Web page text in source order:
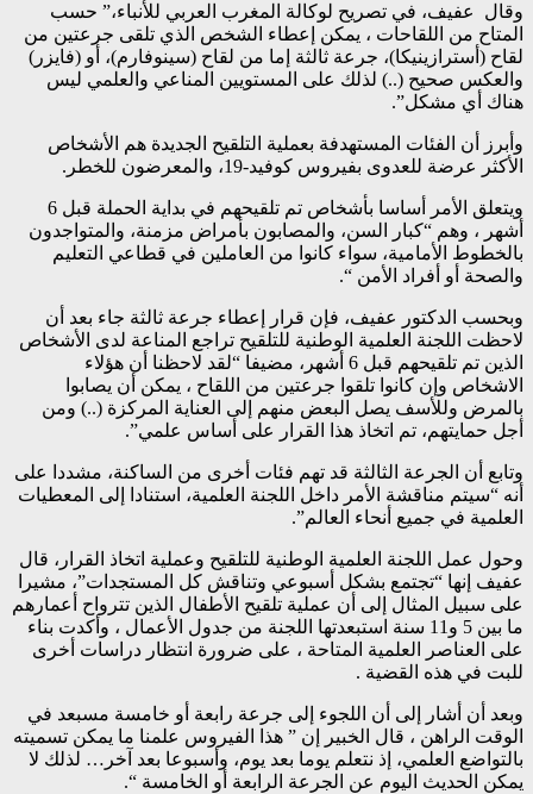
وقال عفيف، في تصريح لوكالة المغرب العربي للأنباء،” حسب
المتاح من اللقاحات ، يمكن إعطاء الشخص الذي تلقى جرعتين من
لقاح (أسترازينيكا)، جرعة ثالثة إما من لقاح (سينوفارم)، أو (فايزر)
والعكس صحيح (..) لذلك على المستويين المناعي والعلمي ليس
هناك أي مشكل”.
وأبرز أن الفئات المستهدفة بعملية التلقيح الجديدة هم الأشخاص
الأكثر عرضة للعدوى بفيروس كوفيد-19، والمعرضون للخطر.
ويتعلق الأمر أساسا بأشخاص تم تلقيحهم في بداية الحملة قبل 6
أشهر ، وهم “كبار السن، والمصابون بأمراض مزمنة، والمتواجدون
بالخطوط الأمامية، سواء كانوا من العاملين في قطاعي التعليم
والصحة أو أفراد الأمن “.
وبحسب الدكتور عفيف، فإن قرار إعطاء جرعة ثالثة جاء بعد أن
لاحظت اللجنة العلمية الوطنية للتلقيح تراجع المناعة لدى الأشخاص
الذين تم تلقيحهم قبل 6 أشهر، مضيفا “لقد لاحظنا أن هؤلاء
الاشخاص وإن كانوا تلقوا جرعتين من اللقاح ، يمكن أن يصابوا
بالمرض وللأسف يصل البعض منهم إلى العناية المركزة (..) ومن
أجل حمايتهم، تم اتخاذ هذا القرار على أساس علمي”.
وتابع أن الجرعة الثالثة قد تهم فئات أخرى من الساكنة، مشددا على
أنه “سيتم مناقشة الأمر داخل اللجنة العلمية، استنادا إلى المعطيات
العلمية في جميع أنحاء العالم”.
وحول عمل اللجنة العلمية الوطنية للتلقيح وعملية اتخاذ القرار، قال
عفيف إنها “تجتمع بشكل أسبوعي وتناقش كل المستجدات”، مشيرا
على سبيل المثال إلى أن عملية تلقيح الأطفال الذين تترواح أعمارهم
ما بين 5 و11 سنة استبعدتها اللجنة من جدول الأعمال ، وأكدت بناء
على العناصر العلمية المتاحة ، على ضرورة انتظار دراسات أخرى
للبت في هذه القضية .
وبعد أن أشار إلى أن اللجوء إلى جرعة رابعة أو خامسة مسبعد في
الوقت الراهن ، قال الخبير إن ” هذا الفيروس علمنا ما يمكن تسميته
بالتواضع العلمي، إذ نتعلم يوما بعد يوم، وأسبوعا بعد آخر… لذلك لا
يمكن الحديث اليوم عن الجرعة الرابعة أو الخامسة “.